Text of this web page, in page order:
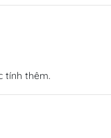
tính thêm.